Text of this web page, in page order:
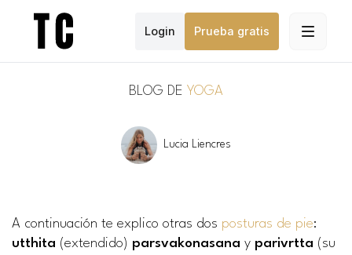
Login Prueba gratis
BLOG DE YOGA
Lucia Liencres
A continuación te explico otras dos posturas de pie:
utthita (extendido) parsvakonasana y parivrtta (su